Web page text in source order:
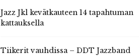
Jazz Jkl kevätkauteen 14 tapahtuman
kattauksella
Tiikerit vauhdissa – DDT Jazzband